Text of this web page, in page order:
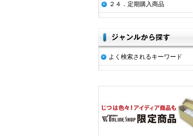
２４．定期購入商品
よく検索されるキーワード